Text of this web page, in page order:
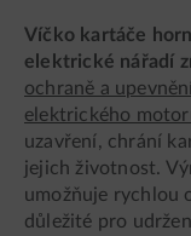
Víčko kartáče
elektrické nářadí
ochraně a
elektrického
uzavření, chrání
jejich životnost.
umožňuje rychlou
důležité pro